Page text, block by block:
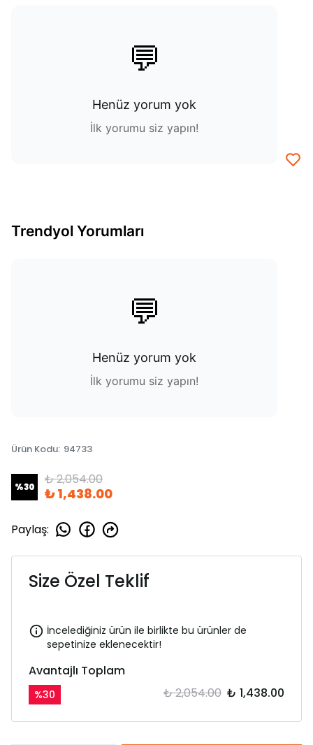
💬
Henüz yorum yok
İlk yorumu siz yapın!
Trendyol Yorumları
💬
Henüz yorum yok
İlk yorumu siz yapın!
Ürün Kodu: 94733
%30 ₺ 2,054.00
₺ 1,438.00
Paylaş:
Size Özel Teklif
İncelediğiniz ürün ile birlikte bu ürünler de
sepetinize eklenecektir!
Avantajlı Toplam
%30 ₺ 2,054.00 ₺ 1,438.00